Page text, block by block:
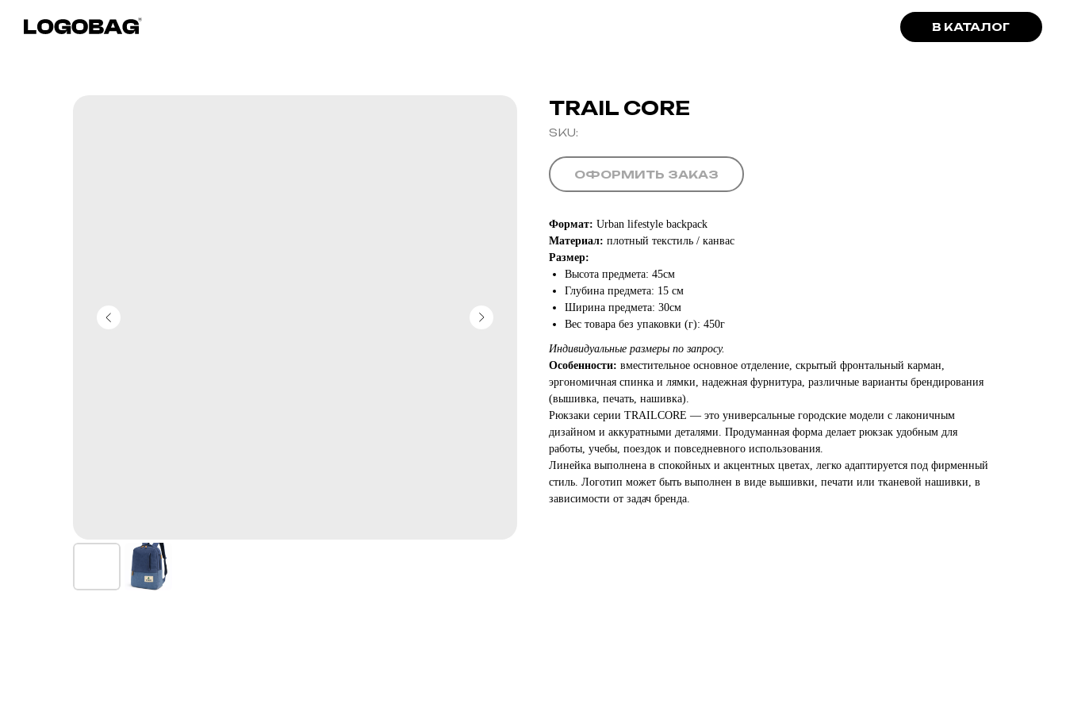
В КАТАЛОГ
TRAIL CORE
SKU:
ОФОРМИТЬ ЗАКАЗ
Формат: Urban lifestyle backpack
Материал: плотный текстиль / канвас
Размер:
Высота предмета: 45см
Глубина предмета: 15 см
Ширина предмета: 30см
Вес товара без упаковки (г): 450г
Индивидуальные размеры по запросу.
Особенности: вместительное основное отделение, скрытый фронтальный карман,
эргономичная спинка и лямки, надежная фурнитура, различные варианты брендирования
(вышивка, печать, нашивка).
Рюкзаки серии TRAILCORE — это универсальные городские модели с лаконичным
дизайном и аккуратными деталями. Продуманная форма делает рюкзак удобным для
работы, учебы, поездок и повседневного использования.
Линейка выполнена в спокойных и акцентных цветах, легко адаптируется под фирменный
стиль. Логотип может быть выполнен в виде вышивки, печати или тканевой нашивки, в
зависимости от задач бренда.